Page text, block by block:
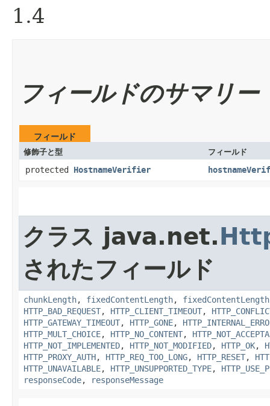
1.4
フィールドのサマリー
フィールド
修飾子と型 フィールド
protected HostnameVerifier
クラス java.net.
されたフィールド
chunkLength, fixedContentLength,
HTTP_BAD_REQUEST, HTTP_CLIENT_TIMEOUT,
HTTP_GATEWAY_TIMEOUT, HTTP_GONE,
HTTP_MULT_CHOICE, HTTP_NO_CONTENT,
HTTP_NOT_IMPLEMENTED, HTTP_NOT_MODIFIED, HTTP_OK,
HTTP_PROXY_AUTH, HTTP_REQ_TOO_LONG, HTTP_RESET,
HTTP_UNAVAILABLE, HTTP_UNSUPPORTED_TYPE,
responseCode, responseMessage